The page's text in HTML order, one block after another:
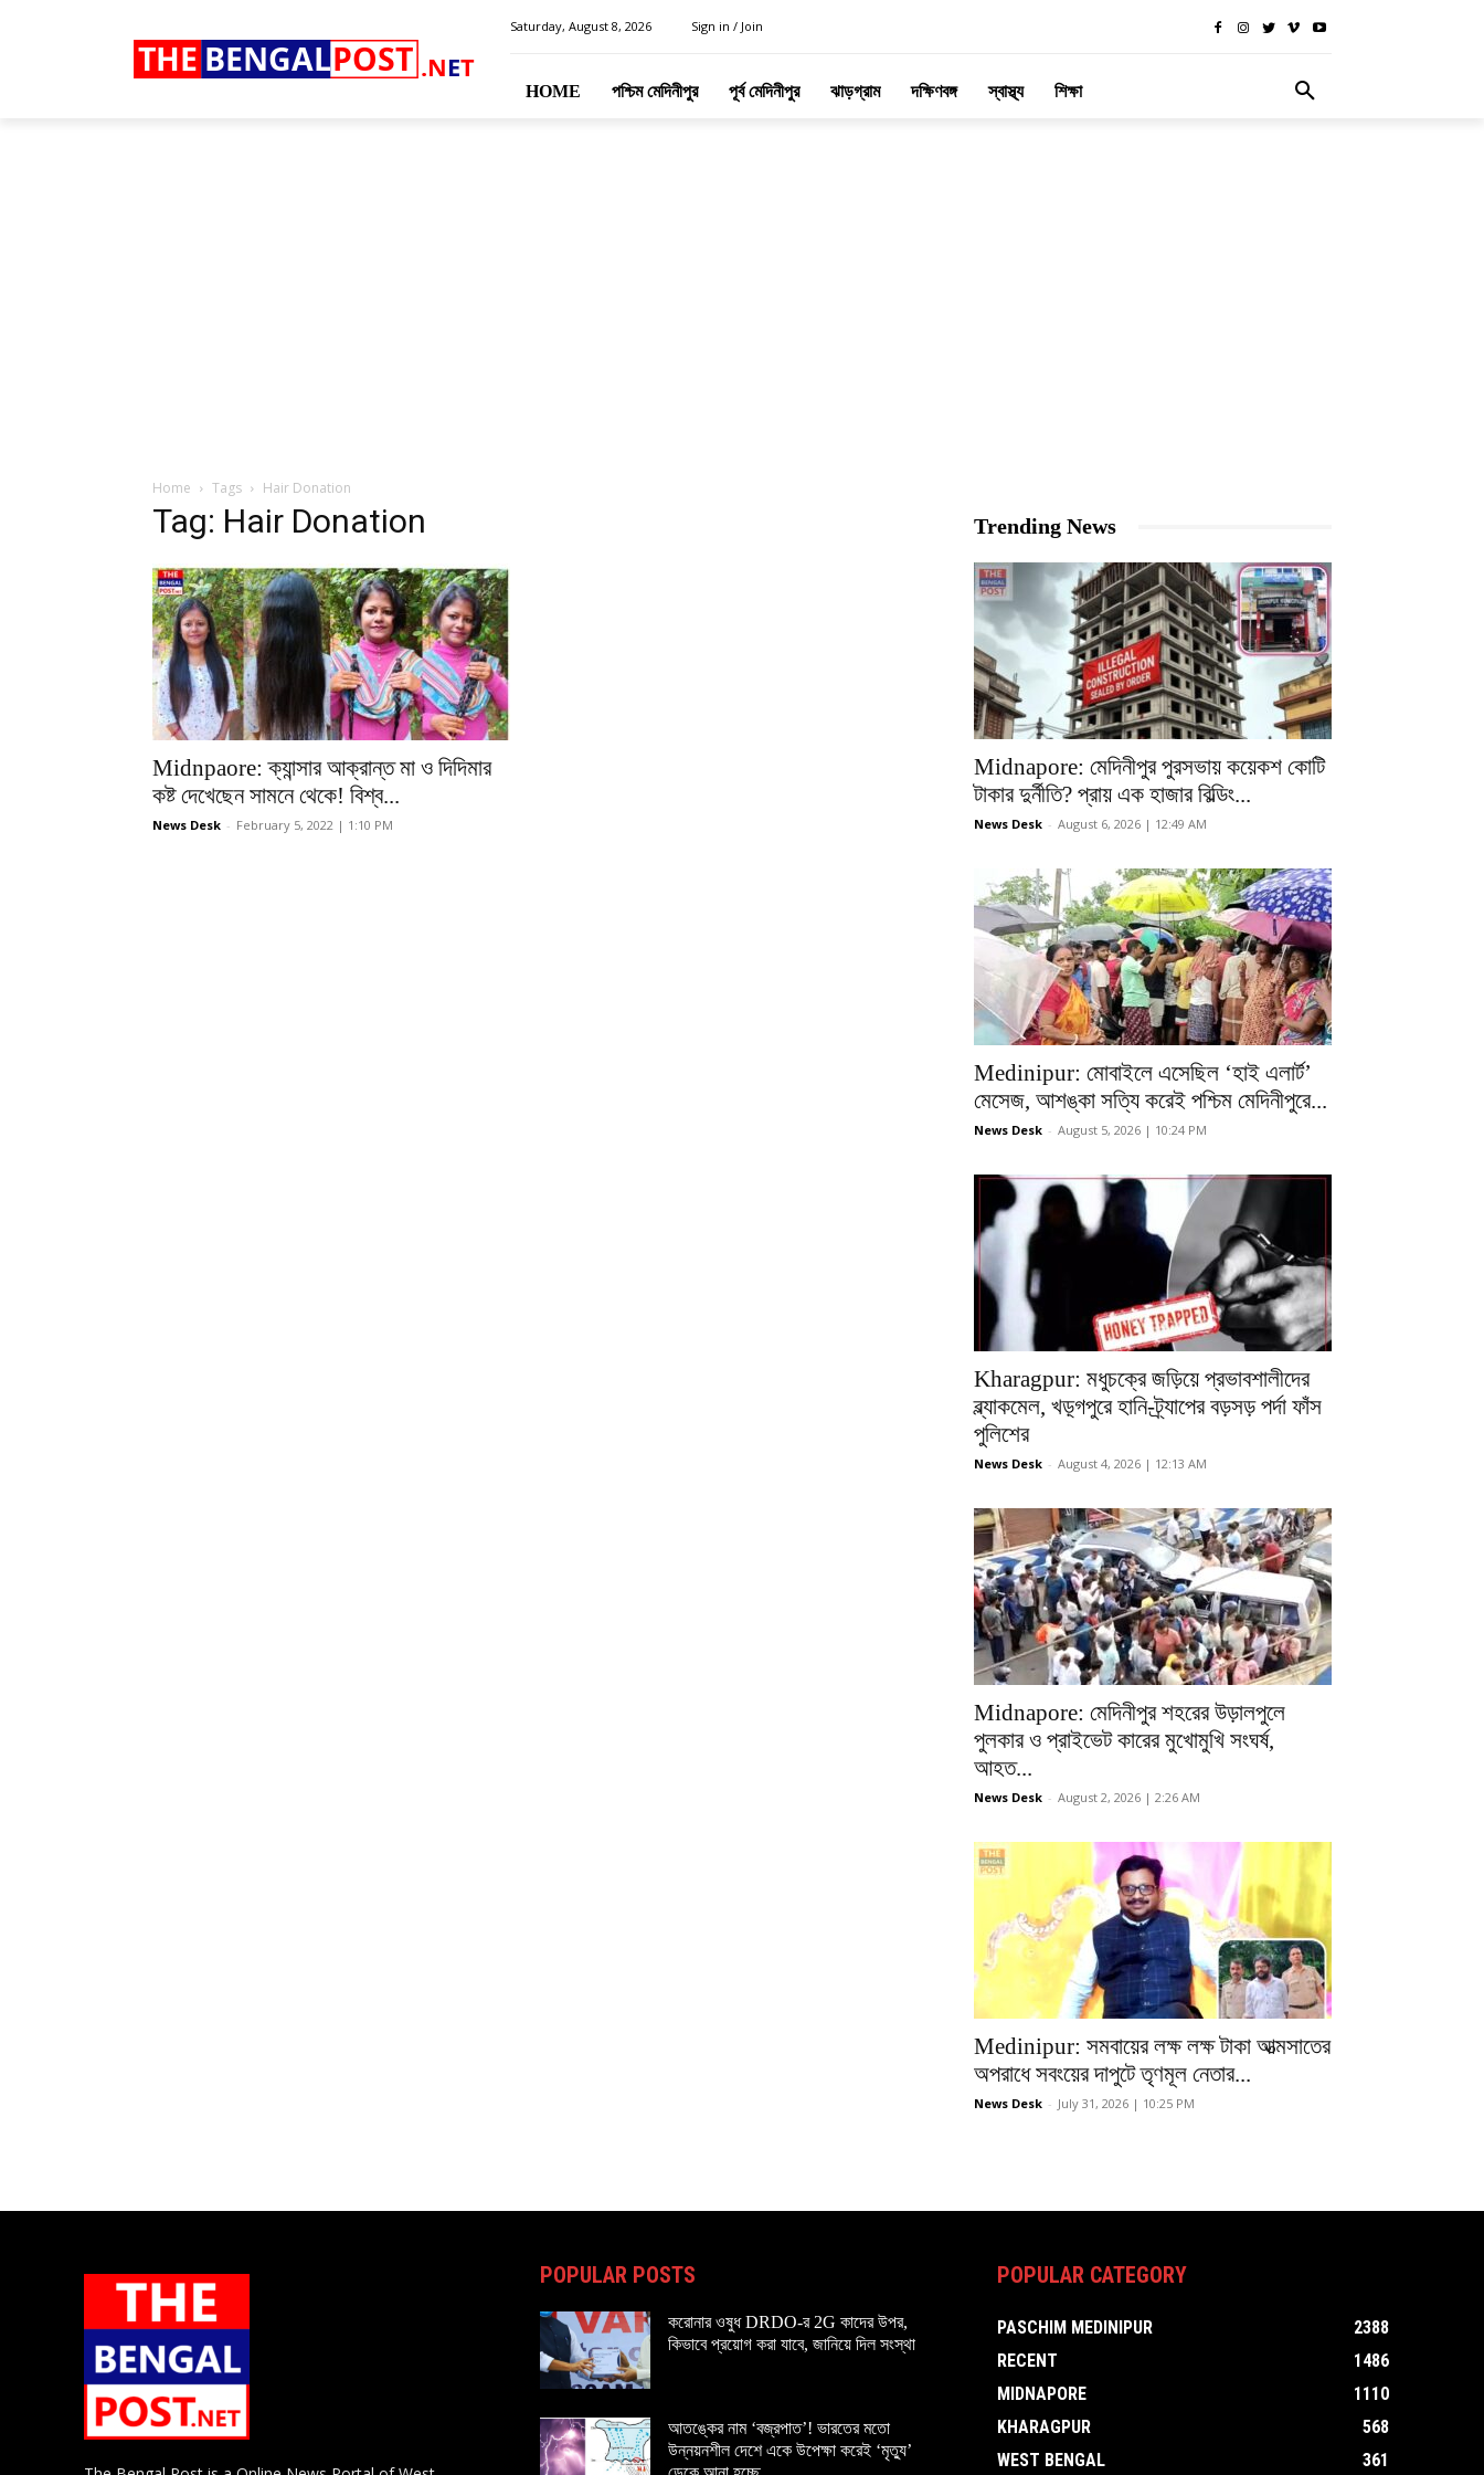
.NET
THE BENGALPOST
Saturday, August 8, 2026 Sign in / Join
HOME পশ্চিম মেদিনীপুর পূর্ব মেদিনীপুর ঝাড়গ্রাম দক্ষিণবঙ্গ স্বাস্থ্য শিক্ষা
Home Tags Hair Donation
Tag: Hair Donation
Midnpaore: ক্যান্সার আক্রান্ত মা ও দিদিমার
কষ্ট দেখেছেন সামনে থেকে! বিশ্ব...
News Desk - February 5, 2022 | 1:10 PM
Trending News
Midnapore: মেদিনীপুর পুরসভায় কয়েকশ কোটি
টাকার দুর্নীতি? প্রায় এক হাজার বিল্ডিং...
News Desk - August 6, 2026 | 12:49 AM
Medinipur: মোবাইলে এসেছিল ‘হাই এলার্ট’
মেসেজ, আশঙ্কা সত্যি করেই পশ্চিম মেদিনীপুরে...
News Desk - August 5, 2026 | 10:24 PM
Kharagpur: মধুচক্রে জড়িয়ে প্রভাবশালীদের
ব্ল্যাকমেল, খড়্গপুরে হানি-ট্র্যাপের বড়সড় পর্দা ফাঁস
পুলিশের
News Desk - August 4, 2026 | 12:13 AM
Midnapore: মেদিনীপুর শহরের উড়ালপুলে
পুলকার ও প্রাইভেট কারের মুখোমুখি সংঘর্ষ,
আহত...
News Desk - August 2, 2026 | 2:26 AM
Medinipur: সমবায়ের লক্ষ লক্ষ টাকা আত্মসাতের
অপরাধে সবংয়ের দাপুটে তৃণমূল নেতার...
News Desk - July 31, 2026 | 10:25 PM
POPULAR POSTS
করোনার ওষুধ DRDO-র 2G কাদের উপর,
কিভাবে প্রয়োগ করা যাবে, জানিয়ে দিল সংস্থা
আতঙ্কের নাম ‘বজ্রপাত’! ভারতের মতো
উন্নয়নশীল দেশে একে উপেক্ষা করেই ‘মৃত্যু’
POPULAR CATEGORY
PASCHIM MEDINIPUR
2388
RECENT
1486
MIDNAPORE
1110
KHARAGPUR
568
WEST BENGAL
361